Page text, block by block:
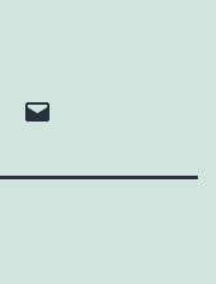
Instagram